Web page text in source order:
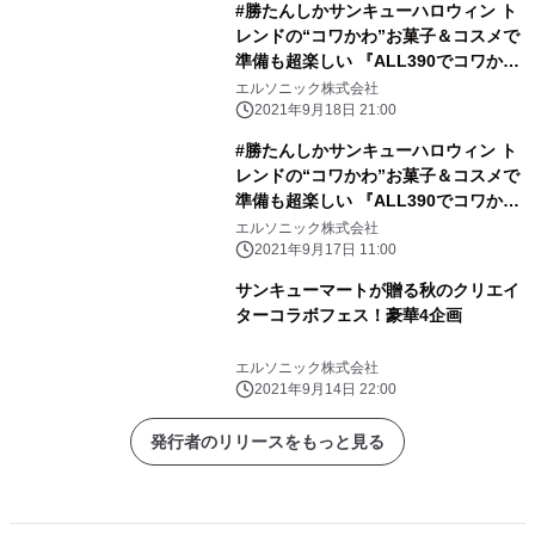
#勝たんしかサンキューハロウィン ト
レンドの“コワかわ”お菓子＆コスメで
準備も超楽しい 『ALL390でコワかわ
ハロウィン』が9月24日(金) からスタ
ート！
エルソニック株式会社
2021年9月18日 21:00
#勝たんしかサンキューハロウィン ト
レンドの“コワかわ”お菓子＆コスメで
準備も超楽しい 『ALL390でコワかわ
ハロウィン』が9月24日(金) からスタ
ート！
エルソニック株式会社
2021年9月17日 11:00
サンキューマートが贈る秋のクリエイ
ターコラボフェス！豪華4企画
エルソニック株式会社
2021年9月14日 22:00
発行者のリリースをもっと見る